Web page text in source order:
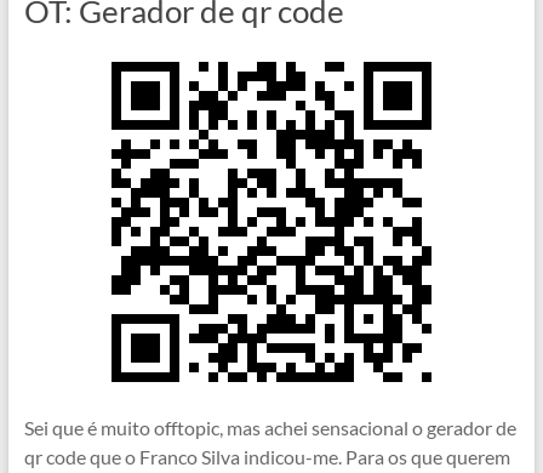
OT: Gerador de qr code
Sei que é muito offtopic, mas achei sensacional o gerador de
qr code que o Franco Silva indicou-me. Para os que querem